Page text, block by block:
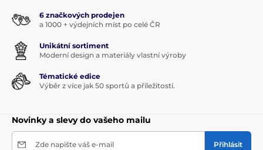
6 značkových prodejen
a 1000 + výdejních míst po celé ČR
Unikátní sortiment
Moderní design a materiály vlastní výroby
Tématické edice
Výběr z více jak 50 sportů a příležitostí.
Novinky a slevy do vašeho mailu
Zde napište váš e-mail Přihlásit